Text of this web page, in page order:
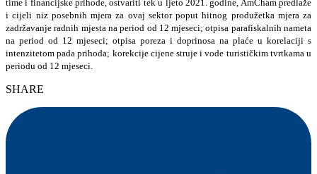
time i financijske prihode, ostvariti tek u ljeto 2021. godine, AmCham predlaže
i cijeli niz posebnih mjera za ovaj sektor poput hitnog produžetka mjera za
zadržavanje radnih mjesta na period od 12 mjeseci; otpisa parafiskalnih nameta
na period od 12 mjeseci; otpisa poreza i doprinosa na plaće u korelaciji s
intenzitetom pada prihoda; korekcije cijene struje i vode turističkim tvrtkama u
periodu od 12 mjeseci.
SHARE